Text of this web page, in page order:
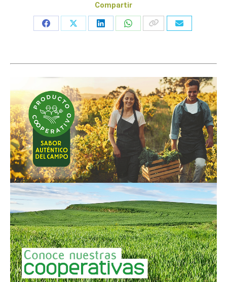
Compartir
Share
Share
Share
Share